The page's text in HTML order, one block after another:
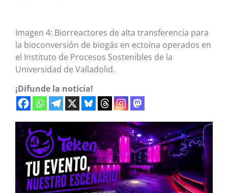
Imagen 4: Biorreactores de alta transferencia para
la bioconversión de biogás en ectoína operados en
el Instituto de Procesos Sostenibles de la
Universidad de Valladolid.
¡Difunde la noticia!